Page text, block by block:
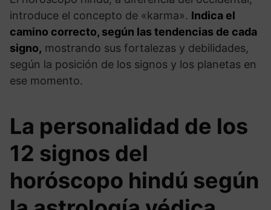
introduce el concepto de «karma». Indica el
camino correcto, según las tendencias de cada
signo, mostrando sus fortalezas y debilidades,
según la posición de los signos y los planetas en
ese momento.
La personalidad de los
12 signos del
horóscopo hindú según